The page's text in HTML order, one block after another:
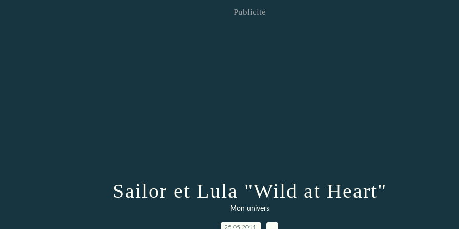
Publicité
Sailor et Lula "Wild at Heart"
Mon univers
25.05.2011